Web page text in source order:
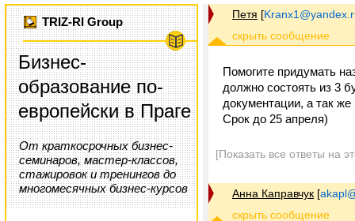
TRIZ-RI Group
Бизнес-
образование по-
европейски в Праге
От краткосрочных бизнес-
семинаров, мастер-классов,
стажировок и тренингов до
многомесячных бизнес-курсов
Петя [
Помогите придумать
должно состоять из 3
документации, а так
Срок до 25 апреля)
[Показать все ответы на
Анна Каправчук [